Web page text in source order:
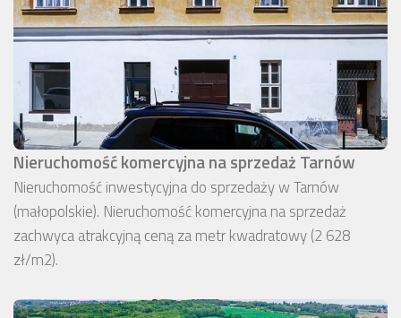
Nieruchomość komercyjna na sprzedaż Tarnów
Nieruchomość inwestycyjna do sprzedaży w Tarnów
(małopolskie). Nieruchomość komercyjna na sprzedaż
zachwyca atrakcyjną ceną za metr kwadratowy (2 628
zł/m2).